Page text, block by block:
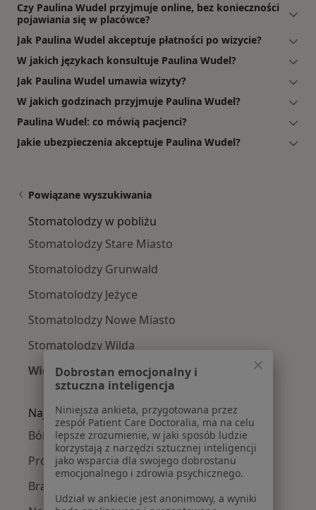
Czy Paulina Wudel przyjmuje online, bez konieczności
pojawiania się w placówce?
Jak Paulina Wudel akceptuje płatności po wizycie?
W jakich językach konsultuje Paulina Wudel?
Jak Paulina Wudel umawia wizyty?
W jakich godzinach przyjmuje Paulina Wudel?
Paulina Wudel: co mówią pacjenci?
Jakie ubezpieczenia akceptuje Paulina Wudel?
Powiązane wyszukiwania
Stomatolodzy w pobliżu
Stomatolodzy Stare Miasto
Stomatolodzy Grunwald
Stomatolodzy Jeżyce
Stomatolodzy Nowe Miasto
Stomatolodzy Wilda
Więcej (2)
Więcej w kategorii: Stomatolodzy w pobliżu
Najczęście leczone choroby
Ból zęba w Poznaniu
Próchnica w Poznaniu
Braki zębowe w Poznaniu
Dobrostan emocjonalny i
sztuczna inteligencja
Niniejsza ankieta, przygotowana przez
zespół Patient Care Doctoralia, ma na celu
lepsze zrozumienie, w jaki sposób ludzie
korzystają z narzędzi sztucznej inteligencji
jako wsparcia dla swojego dobrostanu
emocjonalnego i zdrowia psychicznego.
Udział w ankiecie jest anonimowy, a wyniki